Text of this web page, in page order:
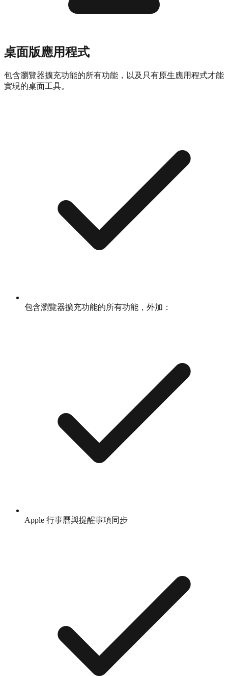
桌面版應用程式
包含瀏覽器擴充功能的所有功能，以及只有原生應用程式才能
實現的桌面工具。
包含瀏覽器擴充功能的所有功能，外加：
Apple 行事曆與提醒事項同步